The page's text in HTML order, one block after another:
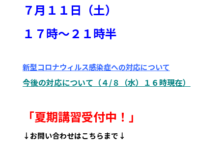
７月１１日（土）
１７時～２１時半
新型コロナウィルス感染症への対応について
今後の対応について（４/８（水）１６時現在）
「夏期講習受付中！ 」
↓お問い合わせはこちらまで↓